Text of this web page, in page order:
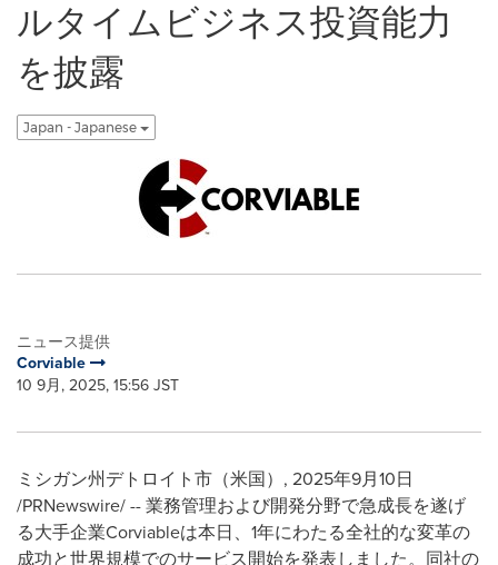
ルタイムビジネス投資能力
を披露
Japan - Japanese
ニュース提供
Corviable
10 9月, 2025, 15:56 JST
ミシガン州デトロイト市（米国） , 2025年9月10日
/PRNewswire/ -- 業務管理および開発分野で急成長を遂げ
る大手企業Corviableは本日、1年にわたる全社的な変革の
成功と世界規模でのサービス開始を発表しました。同社の